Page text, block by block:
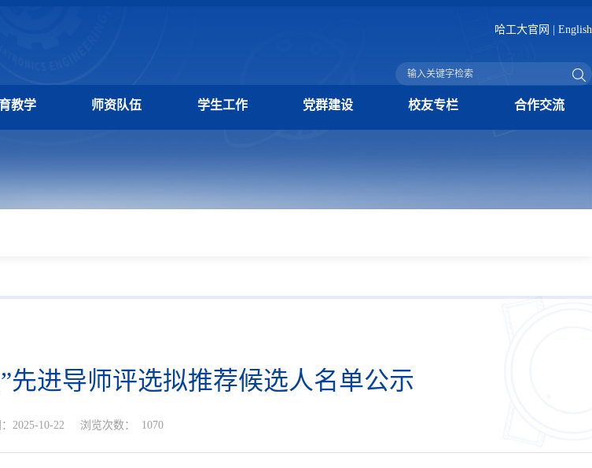
哈工大官网 English
教学 师资队伍 学生工作 党群建设 校友专栏 合作交流
先进导师评选拟推荐候选人名单公示
2025-10-22 浏览次数： 1070